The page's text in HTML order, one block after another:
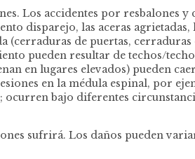
Los accidentes por resbalones
disparejo, las aceras
de puertas,
pueden resultar de techos/
en lugares elevados) pueden
en la médula espinal, por
bajo diferentes
sufrirá. Los daños pueden